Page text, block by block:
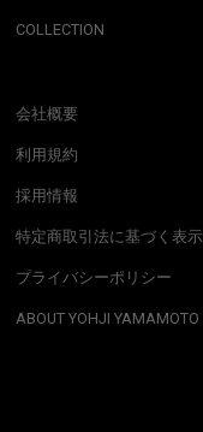
COLLECTION
会社概要
利用規約
採用情報
特定商取引法に基づく表示
プライバシーポリシー
ABOUT YOHJI YAMAMOTO